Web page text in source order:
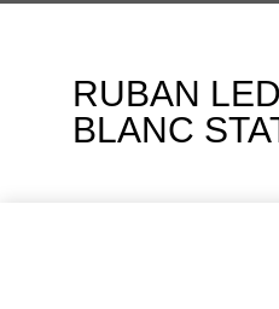
RUBAN
BLANC